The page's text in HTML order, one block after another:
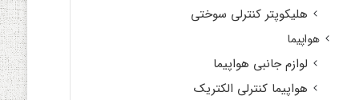
هلیکوپتر کنترلی سوختی
هواپیما
لوازم جانبی هواپیما
هواپیما کنترلی الکتریک